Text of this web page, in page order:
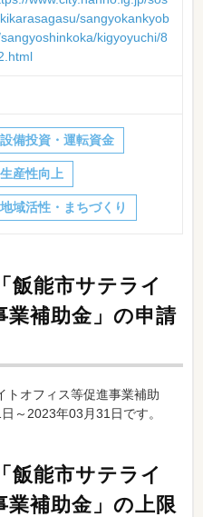
sangyokankyob
kigyoyuchi/8
設備投資・運転資金
生産性向上
地域活性・まちづくり
飯能市サテライ
業補助金」の申請
トオフィス等促進事業補助
～2023年03月31日です。
飯能市サテライ
業補助金」の上限